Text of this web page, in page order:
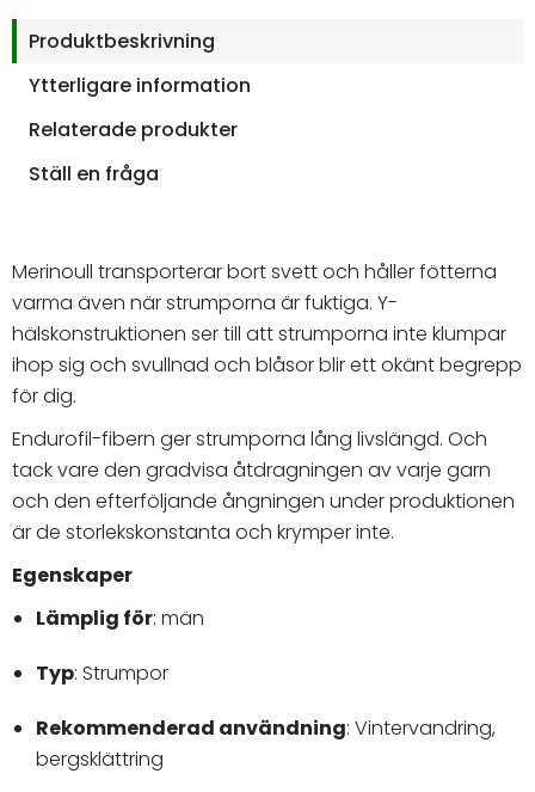
Produktbeskrivning
Ytterligare information
Relaterade produkter
Ställ en fråga
Merinoull transporterar bort svett och håller fötterna
varma även när strumporna är fuktiga. Y-
hälskonstruktionen ser till att strumporna inte klumpar
ihop sig och svullnad och blåsor blir ett okänt begrepp
för dig.
Endurofil-fibern ger strumporna lång livslängd. Och
tack vare den gradvisa åtdragningen av varje garn
och den efterföljande ångningen under produktionen
är de storlekskonstanta och krymper inte.
Egenskaper
Lämplig för: män
Typ: Strumpor
Rekommenderad användning: Vintervandring,
bergsklättring